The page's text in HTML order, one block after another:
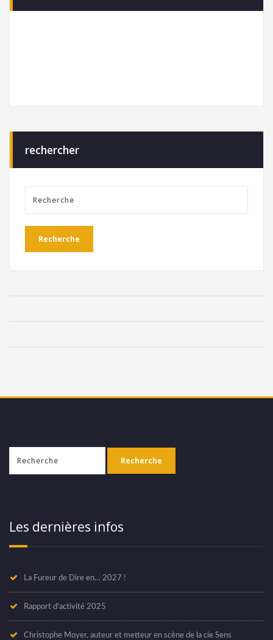
rechercher
Les dernières infos
La Fureur de Dire en… 2027 !
Rapport d’activité 2025
Christophe Moyer, auteur et metteur en scène de la cie Sens